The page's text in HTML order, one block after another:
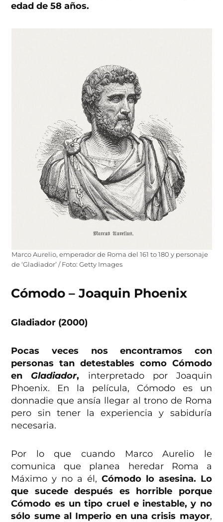
edad de 58 años.
Marco Aurelio, emperador de Roma del 161 to 180 y personaje
de ‘Gladiador’ / Foto: Getty Images
Cómodo – Joaquin Phoenix
Gladiador (2000)
Pocas veces nos encontramos con
personas tan detestables como Cómodo
en Gladiador, interpretado por Joaquin
Phoenix. En la película, Cómodo es un
donnadie que ansía llegar al trono de Roma
pero sin tener la experiencia y sabiduría
necesaria.
Por lo que cuando Marco Aurelio le
comunica que planea heredar Roma a
Máximo y no a él, Cómodo lo asesina. Lo
que sucede después es horrible porque
Cómodo es un tipo cruel e inestable, y no
sólo sume al Imperio en una crisis mayor,